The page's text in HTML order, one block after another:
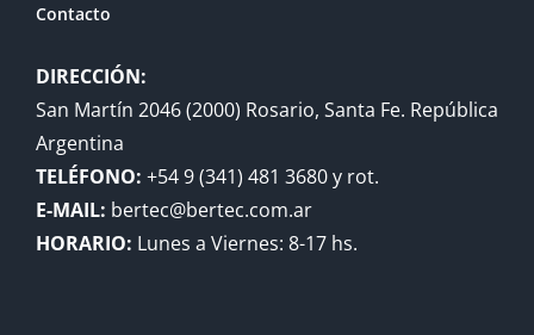
Contacto
DIRECCIÓN:
San Martín 2046 (2000) Rosario, Santa Fe. República
Argentina
TELÉFONO: +54 9 (341) 481 3680 y rot.
E-MAIL: bertec@bertec.com.ar
HORARIO: Lunes a Viernes: 8-17 hs.